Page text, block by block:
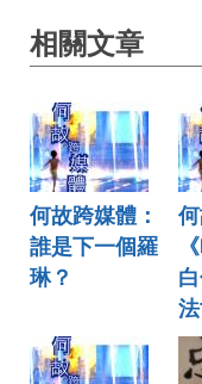
相關文章
何故跨媒體：
誰是下一個羅
琳？